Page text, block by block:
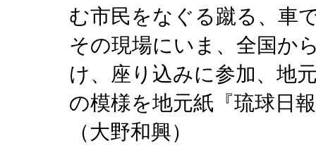
む市民をなぐる蹴る、車
その現場にいま、全国か
け、座り込みに参加、地
の模様を地元紙『琉球日
（大野和興）